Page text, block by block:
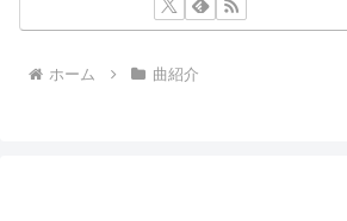
ホーム 曲紹介